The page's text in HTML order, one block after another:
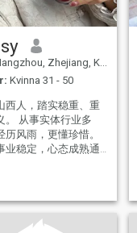
Zhejiang, Kina
Kvinna 31 - 50
西人，踏实稳重、重
。 从事实体行业多
历风雨，更懂珍惜。
业稳定，心态成熟通
日。 非诚勿扰。